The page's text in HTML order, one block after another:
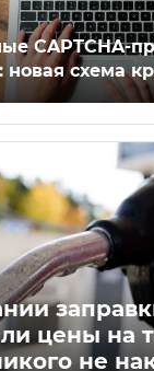
CAPTCHA-
новая схема
цены на
не